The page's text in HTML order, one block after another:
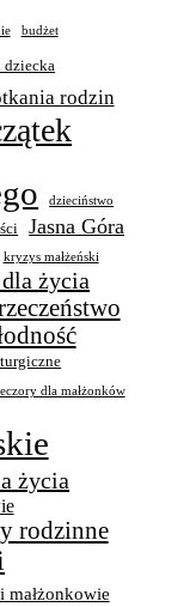
budżet
dziecka
rodzin
dzieciństwo
Jasna Góra
kryzys małżeński
życia
dla małżonków
życia
rodzinne
małżonkowie